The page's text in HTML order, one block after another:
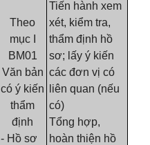
Theo
mục I
BM01
Văn bản
có ý kiến
thẩm
định
- Hồ sơ
Tiến hành xem
xét, kiểm tra,
thẩm định hồ
sơ; lấy ý kiến
các đơn vị có
liên quan (nếu
có)
Tổng hợp,
hoàn thiện hồ